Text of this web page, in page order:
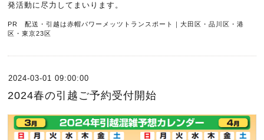
発活動に尽力してまいります。
PR 配送・引越は赤帽パワーメッツトランスポート｜大田区・品川区・港
区・東京23区
2024-03-01 09:00:00
2024春の引越ご予約受付開始